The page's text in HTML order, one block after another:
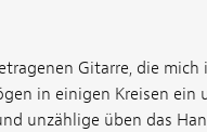
Gitarre, die
in einigen Kreisen ein
unzählige üben das